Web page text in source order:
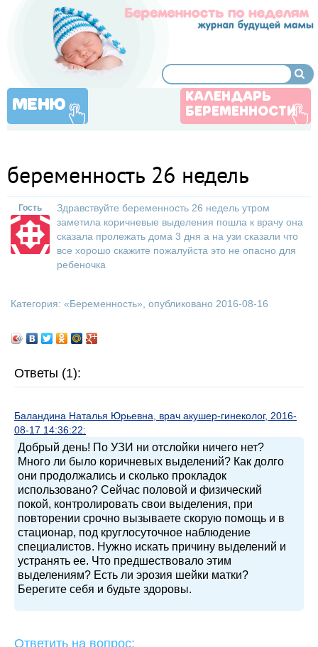
МЕНЮ
КАЛЕНДАРЬ
БЕРЕМЕННОСТИ
беременность 26 недель
Гость
Здравствуйте беременность 26 недель утром
заметила коричневые выделения пошла к врачу она
сказала пролежать дома 3 дня а на узи сказали что
все хорошо скажите пожалуйста это не опасно для
ребеночка
Категория: «Беременность», опубликовано 2016-08-16
Ответы (1):
Баландина Наталья Юрьевна, врач акушер-гинеколог, 2016-
08-17 14:36:22:
Добрый день! По УЗИ ни отслойки ничего нет?
Много ли было коричневых выделений? Как долго
они продолжались и сколько прокладок
использовано? Сейчас половой и физический
покой, контролировать свои выделения, при
повторении срочно вызываете скорую помощь и в
стационар, под круглосуточное наблюдение
специалистов. Нужно искать причину выделений и
устранять ее. Что предшествовало этим
выделениям? Есть ли эрозия шейки матки?
Берегите себя и будьте здоровы.
Ответить на вопрос: